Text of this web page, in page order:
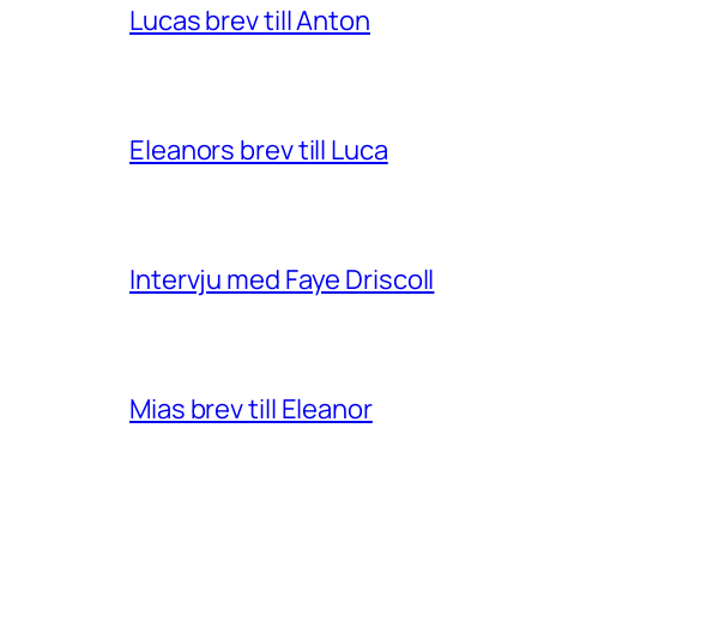
Lucas brev till Anton
Eleanors brev till Luca
Intervju med Faye Driscoll
Mias brev till Eleanor